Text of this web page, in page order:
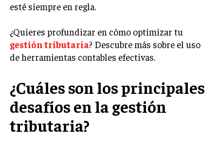
LIFESTYLE
ESTRATEGIAS DE MARKETING
AGENCIAS DE POSICIONAMIENTO WEB SEO
VENTA DE ENLACES
MARKETING DIGITAL
esté siempre en regla.
¿Quieres profundizar en cómo optimizar tu
gestión tributaria? Descubre más sobre el uso
de herramientas contables efectivas.
¿Cuáles son los principales
desafíos en la gestión
tributaria?